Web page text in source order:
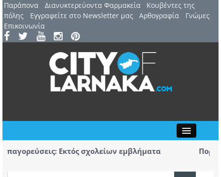
Παράπονα Διανυκτερεύοντα Φαρμακεία
Kουβέντες της
πόλης
Εγγραφείτε στο Newsletter μας Αρθογραφία
Γνώμες
Επικοινωνία
Εκτός σχολείων εμβλήματα
Πορεία